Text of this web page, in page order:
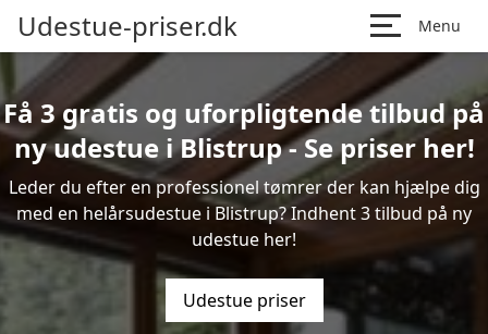
Udestue-priser.dk Menu
Få 3 gratis og uforpligtende tilbud på
ny udestue i Blistrup - Se priser her!
Leder du efter en professionel tømrer der kan hjælpe dig
med en helårsudestue i Blistrup? Indhent 3 tilbud på ny
udestue her!
Udestue priser